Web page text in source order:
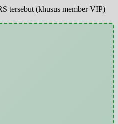
tersebut (khusus member VIP)